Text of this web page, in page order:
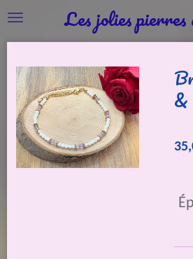
Passer
au
principal
Les jolies pierres
&